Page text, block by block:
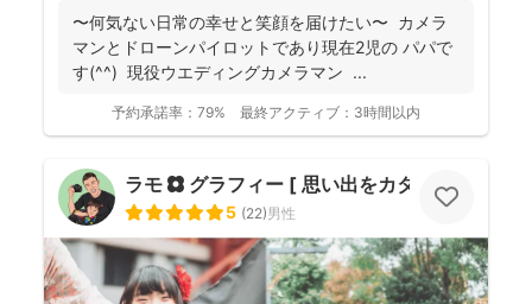
〜何気ない日常の幸せと笑顔を届けたい〜 カメラ
マンとドローンパイロットであり現在2児の パパで
す(^^) 現役ウエディングカメラマン ...
予約承諾率： 79% 最終アクティブ： 3時間以内
ラモ ✿ グラフィー [ 思い出をカタチに ]
5 (22)男性